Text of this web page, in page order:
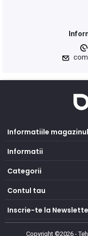
Informatiile
Informatii
Categorii
Contul tau
Inscrie-te la
Copyright ©2026 -